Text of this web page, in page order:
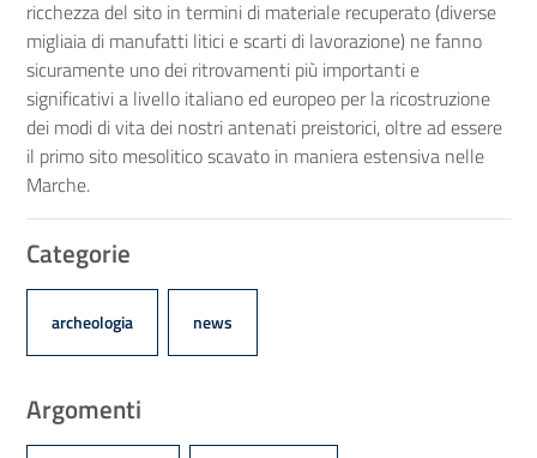
ricchezza del sito in termini di materiale recuperato (diverse
migliaia di manufatti litici e scarti di lavorazione) ne fanno
sicuramente uno dei ritrovamenti più importanti e
significativi a livello italiano ed europeo per la ricostruzione
dei modi di vita dei nostri antenati preistorici, oltre ad essere
il primo sito mesolitico scavato in maniera estensiva nelle
Marche.
Categorie
archeologia news
Argomenti